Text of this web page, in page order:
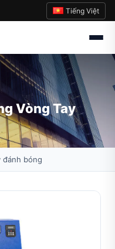
Tiếng Việt
Vòng Tay
đánh bóng